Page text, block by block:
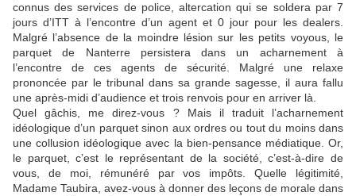
connus des services de police, altercation qui se soldera par 7
jours d’ITT à l’encontre d’un agent et 0 jour pour les dealers.
Malgré l’absence de la moindre lésion sur les petits voyous, le
parquet de Nanterre persistera dans un acharnement à
l’encontre de ces agents de sécurité. Malgré une relaxe
prononcée par le tribunal dans sa grande sagesse, il aura fallu
une après-midi d’audience et trois renvois pour en arriver là.
Quel gâchis, me direz-vous ? Mais il traduit l’acharnement
idéologique d’un parquet sinon aux ordres ou tout du moins dans
une collusion idéologique avec la bien-pensance médiatique. Or,
le parquet, c’est le représentant de la société, c’est-à-dire de
vous, de moi, rémunéré par vos impôts. Quelle légitimité,
Madame Taubira, avez-vous à donner des leçons de morale dans